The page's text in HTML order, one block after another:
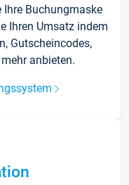
Buchungmaske
Ihren Umsatz indem
Gutscheincodes,
anbieten.